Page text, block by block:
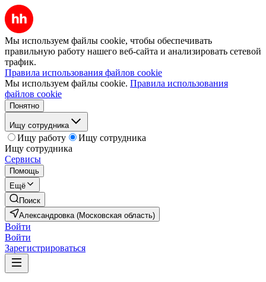
Мы используем файлы cookie, чтобы обеспечивать
правильную работу нашего веб-сайта и анализировать сетевой
трафик.
Правила использования файлов cookie
Мы используем файлы cookie. Правила использования
файлов cookie
Понятно
Ищу сотрудника
Ищу работу
Ищу сотрудника
Ищу сотрудника
Сервисы
Помощь
Ещё
Поиск
Александровка (Московская область)
Войти
Войти
Зарегистрироваться